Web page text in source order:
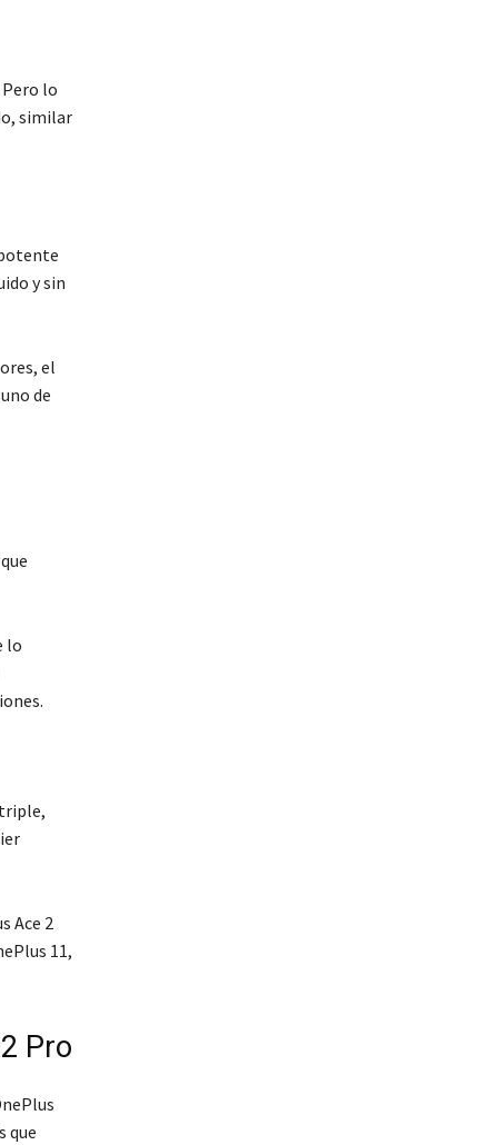
lo
similar
y sin
el
de
lo
Ace 2
11,
Pro
que